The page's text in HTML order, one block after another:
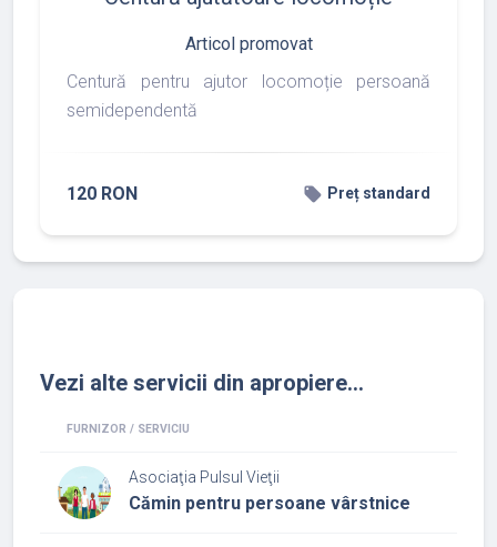
Articol promovat
Centură pentru ajutor locomoție persoană
semidependentă
120 RON local_offer Preț standard
Vezi alte servicii din apropiere...
FURNIZOR / SERVICIU
Asociaţia Pulsul Vieţii
Cămin pentru persoane vârstnice